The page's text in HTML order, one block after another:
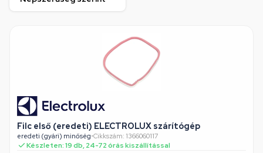
Filc első (eredeti) ELECTROLUX szárítógép
eredeti (gyári) minőség•Cikkszám: 1366060117
Készleten: 19 db, 24-72 órás kiszállítással